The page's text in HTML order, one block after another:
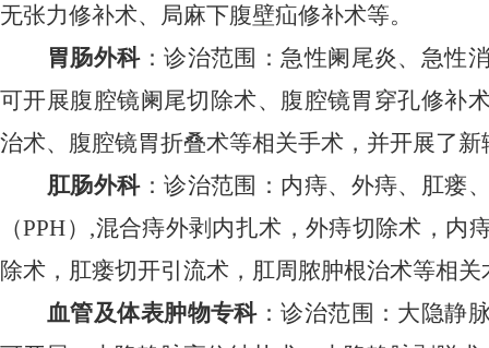
无张力修补术、局麻下腹壁疝修补术等。
胃肠外科：诊治范围：急性阑尾炎、急性
可开展腹腔镜阑尾切除术、腹腔镜胃穿孔修补
治术、腹腔镜胃折叠术等相关手术，并开展了
肛肠外科：诊治范围：内痔、外痔、肛瘘
（PPH）,混合痔外剥内扎术，外痔切除术，内
除术，肛瘘切开引流术，肛周脓肿根治术等相关
血管及体表肿物专科：诊治范围：大隐静